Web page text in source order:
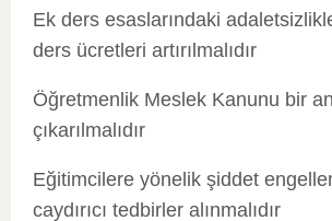
Ek ders esaslarındaki
ders ücretleri artırılmalıdır
Öğretmenlik Meslek Kanunu bir
çıkarılmalıdır
Eğitimcilere yönelik şiddet
caydırıcı tedbirler alınmalıdır